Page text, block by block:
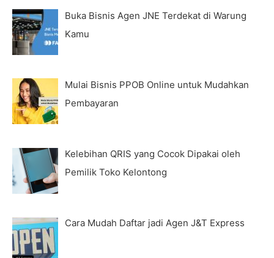
Buka Bisnis Agen JNE Terdekat di Warung
Kamu
Mulai Bisnis PPOB Online untuk Mudahkan
Pembayaran
Kelebihan QRIS yang Cocok Dipakai oleh
Pemilik Toko Kelontong
Cara Mudah Daftar jadi Agen J&T Express